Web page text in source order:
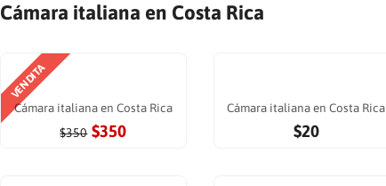
Cámara italiana en Costa Rica
VENDITA
Cámara italiana en Costa Rica
$350 $350
Cámara italiana en Costa Rica
$20